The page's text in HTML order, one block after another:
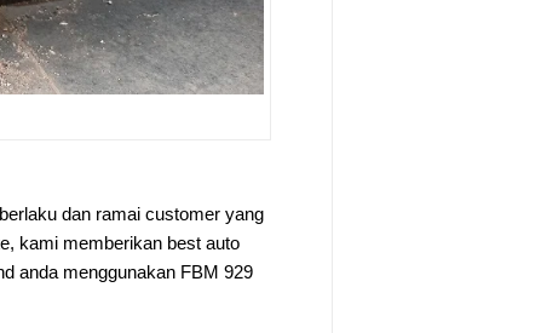
dan ramai customer yang
kami memberikan best auto
anda menggunakan FBM 929